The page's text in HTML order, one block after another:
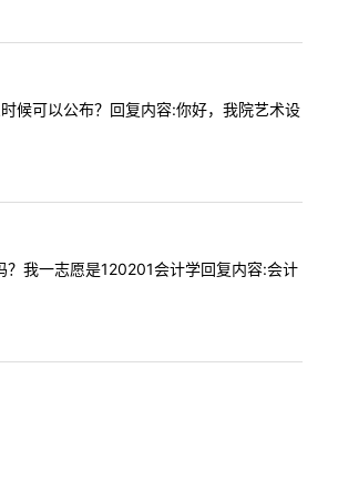
候可以公布？回复内容:你好，我院艺术设
我一志愿是120201会计学回复内容:会计